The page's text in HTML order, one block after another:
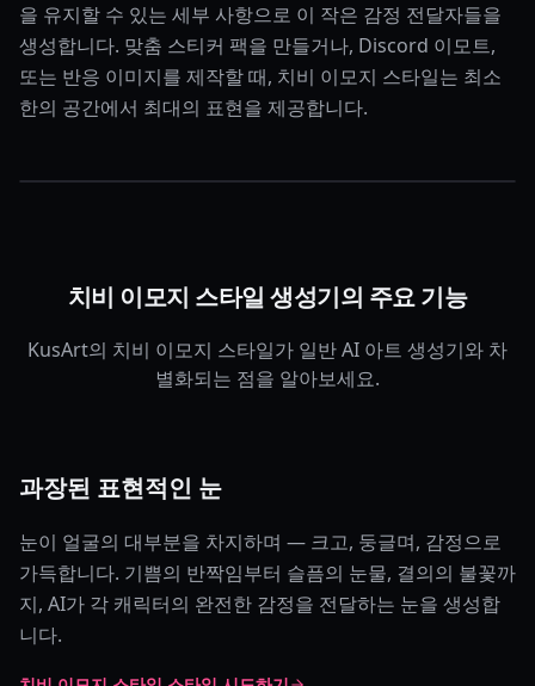
을 유지할 수 있는 세부 사항으로 이 작은 감정 전달자들을
생성합니다. 맞춤 스티커 팩을 만들거나, Discord 이모트,
또는 반응 이미지를 제작할 때, 치비 이모지 스타일는 최소
한의 공간에서 최대의 표현을 제공합니다.
치비 이모지 스타일 생성기의 주요 기능
KusArt의 치비 이모지 스타일가 일반 AI 아트 생성기와 차
별화되는 점을 알아보세요.
과장된 표현적인 눈
눈이 얼굴의 대부분을 차지하며 — 크고, 둥글며, 감정으로
가득합니다. 기쁨의 반짝임부터 슬픔의 눈물, 결의의 불꽃까
지, AI가 각 캐릭터의 완전한 감정을 전달하는 눈을 생성합
니다.